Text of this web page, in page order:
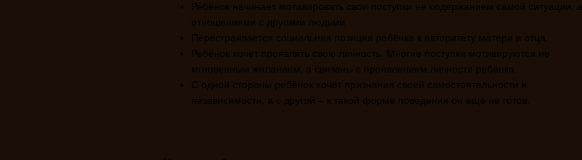
Ребёнок начинает мотивировать свои поступки не содержанием самой ситуации, а
отношениями с другими людьми
Перестраивается социальная позиция ребёнка к авторитету матери и отца.
Ребёнок хочет проявлять свою личность. Многие поступки мотивируются не
мгновенным желанием, а связаны с проявлением личности ребёнка.
С одной стороны ребёнок хочет признания своей самостоятельности и
независимости, а с другой – к такой форме поведения он ещё не готов.